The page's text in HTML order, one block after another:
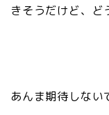
きそうだけど、ど
あんま期待しない